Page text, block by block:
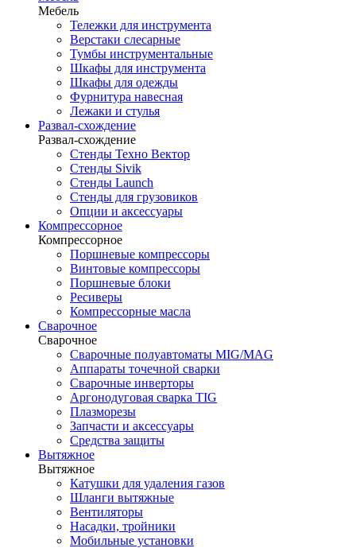
Мебель
Тележки для инструмента
Верстаки слесарные
Тумбы инструментальные
Шкафы для инструмента
Шкафы для одежды
Фурнитура навесная
Лежаки и стулья
Развал-схождение
Развал-схождение
Стенды Техно Вектор
Стенды Sivik
Стенды Launch
Стенды для грузовиков
Опции и аксессуары
Компрессорное
Компрессорное
Поршневые компрессоры
Винтовые компрессоры
Поршневые блоки
Ресиверы
Компрессорные масла
Сварочное
Сварочное
Сварочные полуавтоматы MIG/MAG
Аппараты точечной сварки
Сварочные инверторы
Аргонодуговая сварка TIG
Плазморезы
Запчасти и аксессуары
Средства защиты
Вытяжное
Вытяжное
Катушки для удаления газов
Шланги вытяжные
Вентиляторы
Насадки, тройники
Мобильные установки